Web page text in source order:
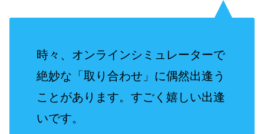
時々、オンラインシミュレーターで
絶妙な「取り合わせ」に偶然出逢う
ことがあります。すごく嬉しい出逢
いです。